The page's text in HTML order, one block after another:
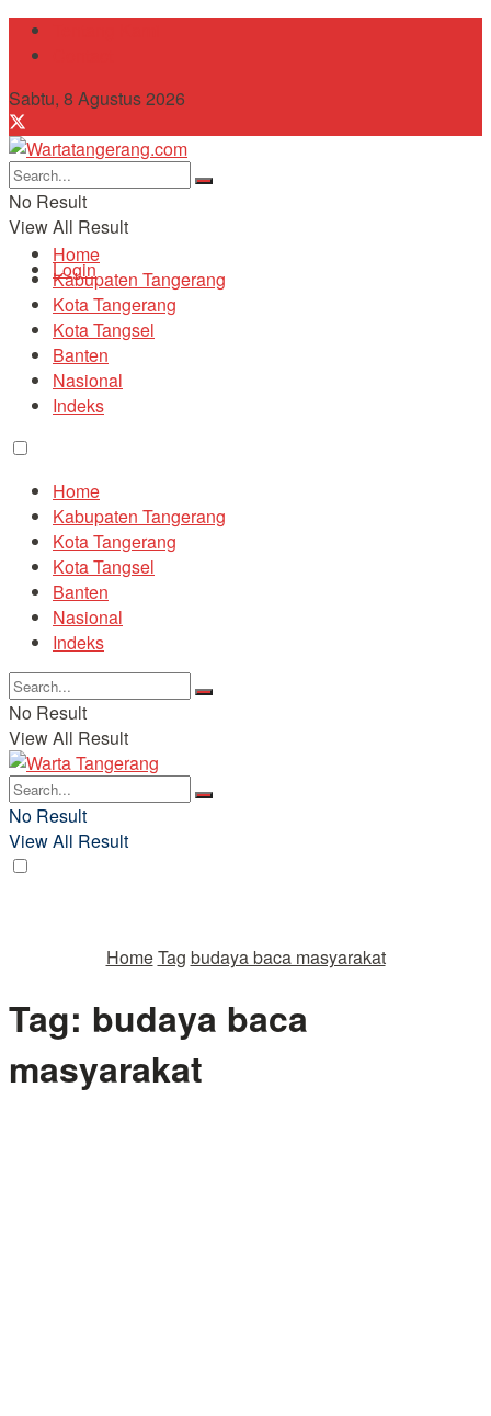
Sabtu, 8 Agustus 2026
No Result
View All Result
Login
Home
Kabupaten Tangerang
Kota Tangerang
Kota Tangsel
Banten
Nasional
Indeks
Home
Kabupaten Tangerang
Kota Tangerang
Kota Tangsel
Banten
Nasional
Indeks
No Result
View All Result
No Result
View All Result
HomeTag budaya baca masyarakat
Tag: budaya baca
masyarakat